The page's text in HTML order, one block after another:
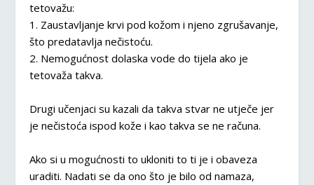
tetovažu:
1. Zaustavljanje krvi pod kožom i njeno zgrušavanje,
što predatavlja nečistoću.
2. Nemogućnost dolaska vode do tijela ako je
tetovaža takva.
Drugi učenjaci su kazali da takva stvar ne utječe jer
je nečistoća ispod kože i kao takva se ne računa.
Ako si u mogućnosti to ukloniti to ti je i obaveza
uraditi. Nadati se da ono što je bilo od namaza,